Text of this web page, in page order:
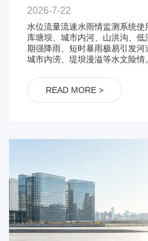
2026-7-22
水位流量流速水雨情监测系统
库塘坝、城市内河、山洪沟、
期强降雨、短时暴雨极易引发河
城市内涝、堤坝漫溢等水文险情
READ MORE >